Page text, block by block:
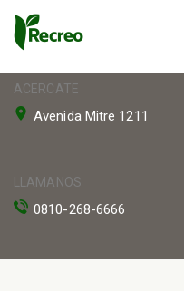
ACERCATE
Avenida Mitre 1211
LLAMANOS
0810-268-6666